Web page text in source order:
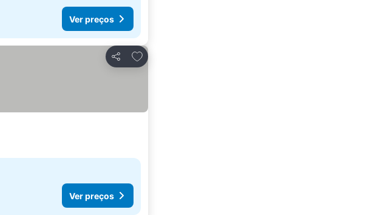
Ver preços
Partilhar
Adicionar aos favoritos
Ver preços